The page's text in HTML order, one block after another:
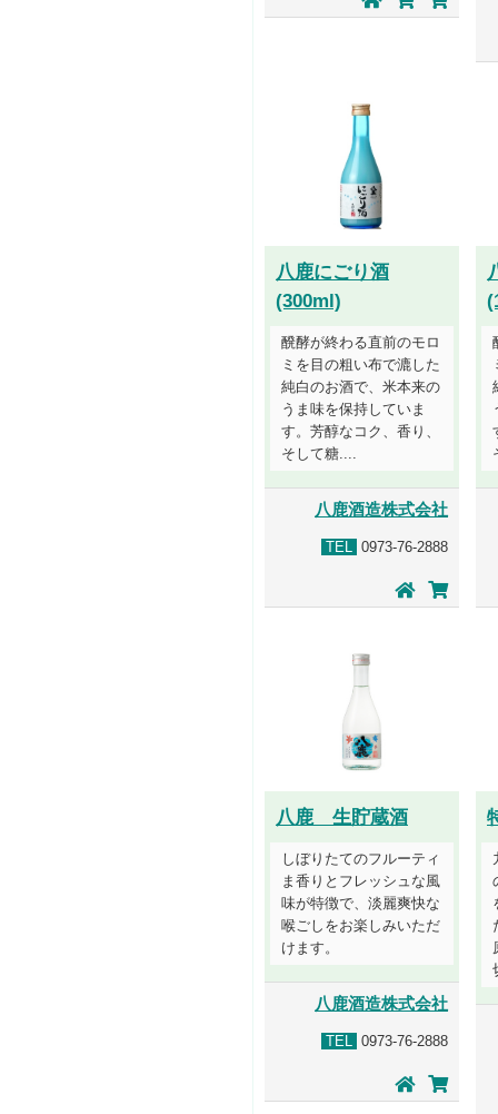
八鹿にごり酒
(300ml)
醗酵が終わる直前のモロ
ミを目の粗い布で漉した
純白のお酒で、米本来の
うま味を保持していま
す。芳醇なコク、香り、
そして糖....
八鹿酒造株式会社
TEL 0973-76-2888
八鹿 生貯蔵酒
しぼりたてのフルーティ
ま香りとフレッシュな風
味が特徴で、淡麗爽快な
喉ごしをお楽しみいただ
けます。
八鹿酒造株式会社
TEL 0973-76-2888